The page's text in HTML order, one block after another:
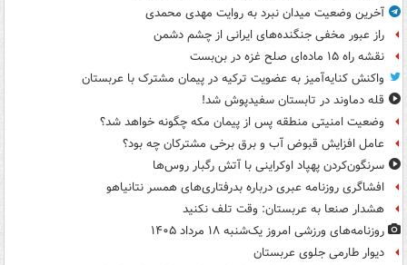
آخرین وضعیت میدان نبرد به روایت مهدی محمدی
راز عبور مخفی جنگنده‌های ایرانی از چشم دشمن
نقشه راه ۱۵ ماده‌ای صلح غزه در بن‌بست
واکنش کنایه‌آمیز به عضویت ترکیه در پیمان مشترک با عربستان
قله دماوند در تابستان سفیدپوش شد!
وضعیت امنیتی منطقه پس از پیمان مکه چگونه خواهد شد؟
عامل افزایش قبوض آب و برق برخی مشترکان چه بود؟
سرنگون‌کردن پهپاد اوکراینی با آتش رگبار روس‌ها
افشاگری روزنامه عبری درباره بدرفتاری‌های همسر نتانیاهو
هشدار صنعا به عربستان: وقت تلف نکنید
روزنامه‌های ورزشی امروز یک‌شنبه ۱۸ مرداد ۱۴۰۵
دیوار طارمی جلوی عربستان